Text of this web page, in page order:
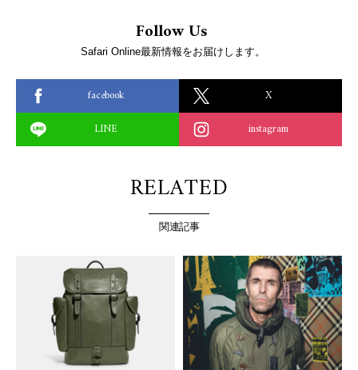
Follow Us
Safari Online最新情報をお届けします。
facebook
X
LINE
instagram
RELATED
関連記事